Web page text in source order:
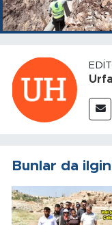
Bunlar da